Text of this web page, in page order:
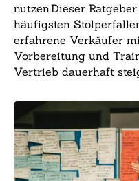
nutzen.Dieser
häufigsten
erfahrene Verkäufer
Vorbereitung und
Vertrieb dauerhaft